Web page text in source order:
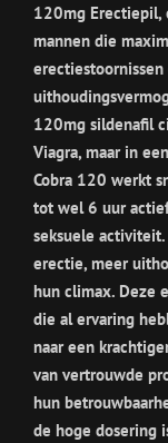
120mg Erectiepil,
mannen die
120mg sildenafil
Viagra, maar in
Cobra 120 werkt
tot wel 6 uur
seksuele
erectie, meer
hun climax. Deze
die al ervaring
naar een
van vertrouwde
hun
de hoge dosering